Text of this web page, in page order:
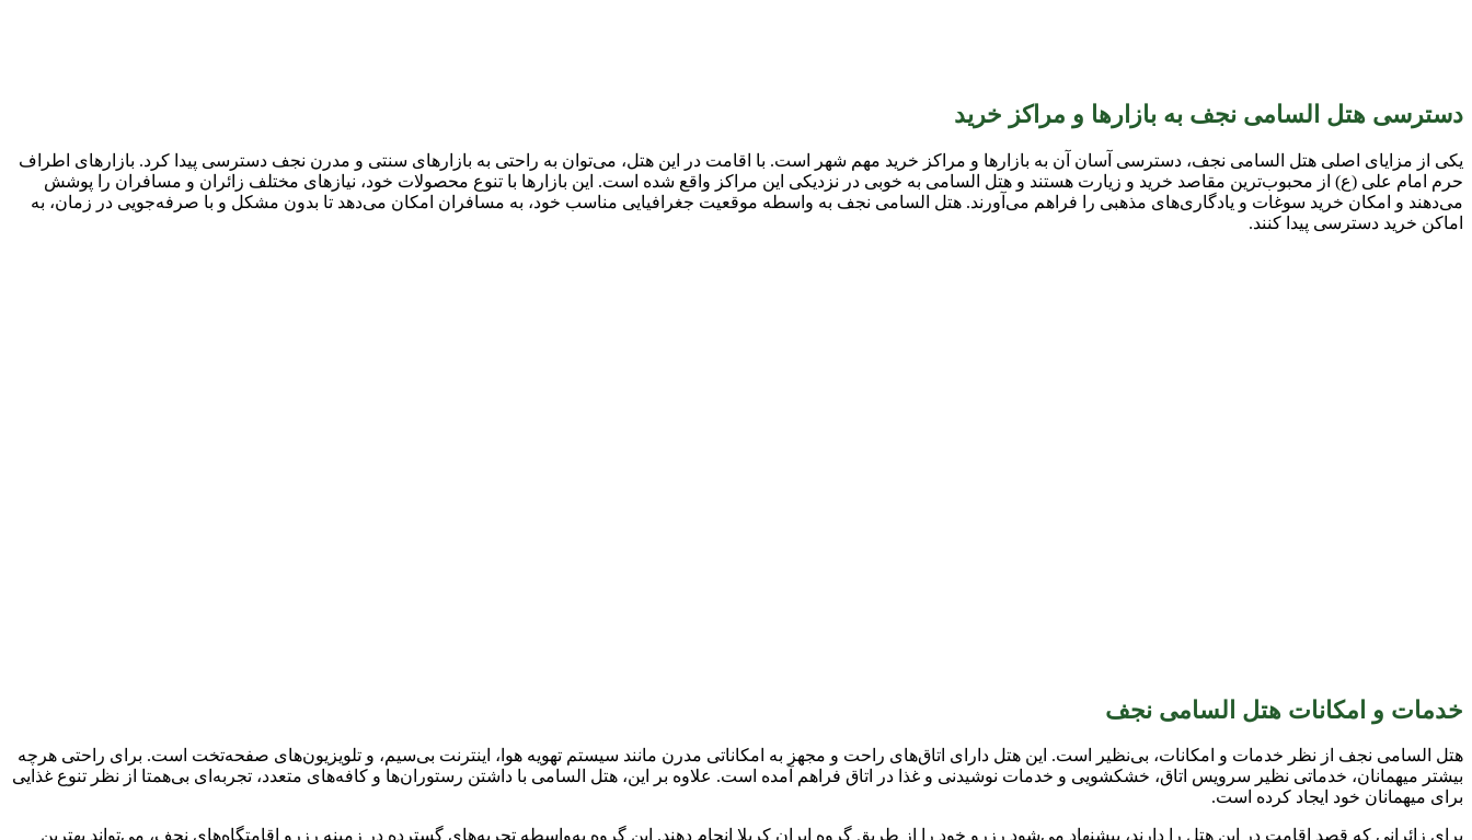
دسترسی هتل السامی نجف به بازارها و مراکز خرید
یکی از مزایای اصلی هتل السامی نجف، دسترسی آسان آن به بازارها و مراکز خرید مهم شهر است. با اقامت در این هتل، می‌توان به راحتی به بازارهای سنتی و مدرن نجف دسترسی پیدا کرد. بازارهای اطراف
حرم امام علی (ع) از محبوب‌ترین مقاصد خرید و زیارت هستند و هتل السامی به خوبی در نزدیکی این مراکز واقع شده است. این بازارها با تنوع محصولات خود، نیازهای مختلف زائران و مسافران را پوشش
می‌دهند و امکان خرید سوغات و یادگاری‌های مذهبی را فراهم می‌آورند. هتل السامی نجف به واسطه موقعیت جغرافیایی مناسب خود، به مسافران امکان می‌دهد تا بدون مشکل و با صرفه‌جویی در زمان، به
اماکن خرید دسترسی پیدا کنند.
خدمات و امکانات هتل السامی نجف
هتل السامی نجف از نظر خدمات و امکانات، بی‌نظیر است. این هتل دارای اتاق‌های راحت و مجهز به امکاناتی مدرن مانند سیستم تهویه هوا، اینترنت بی‌سیم، و تلویزیون‌های صفحه‌تخت است. برای راحتی هرچه
بیشتر میهمانان، خدماتی نظیر سرویس اتاق، خشکشویی و خدمات نوشیدنی و غذا در اتاق فراهم آمده است. علاوه بر این، هتل السامی با داشتن رستوران‌ها و کافه‌های متعدد، تجربه‌ای بی‌همتا از نظر تنوع غذایی
برای میهمانان خود ایجاد کرده است.
برای زائرانی که قصد اقامت در این هتل را دارند، پیشنهاد می‌شود رزرو خود را از طریق گروه ایران کربلا انجام دهند. این گروه به‌واسطه تجربه‌های گسترده در زمینه رزرو اقامتگاه‌های نجف، می‌تواند بهترین